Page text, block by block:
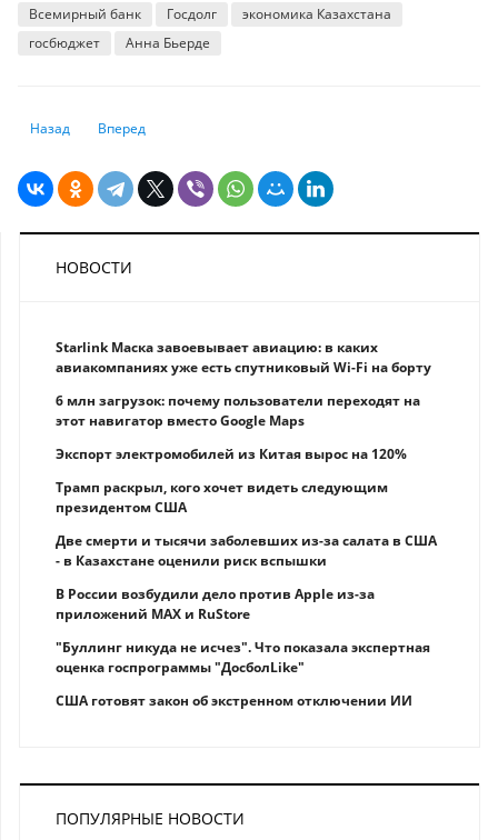
Всемирный банк Госдолг
экономика Казахстана
госбюджет
Анна Бьерде
Предыдущий: Финансовая система Казахстана: от дикой до
Назад Следующий: Эксперт о дефиците электроэнергии: "Виноват
Вперед
НОВОСТИ
Starlink Маска завоевывает авиацию: в каких
авиакомпаниях уже есть спутниковый Wi-Fi на борту
6 млн загрузок: почему пользователи переходят на
этот навигатор вместо Google Maps
Экспорт электромобилей из Китая вырос на 120%
Трамп раскрыл, кого хочет видеть следующим
президентом США
Две смерти и тысячи заболевших из-за салата в США
- в Казахстане оценили риск вспышки
В России возбудили дело против Apple из-за
приложений MAX и RuStore
"Буллинг никуда не исчез". Что показала экспертная
оценка госпрограммы "ДосболLike"
США готовят закон об экстренном отключении ИИ
ПОПУЛЯРНЫЕ НОВОСТИ